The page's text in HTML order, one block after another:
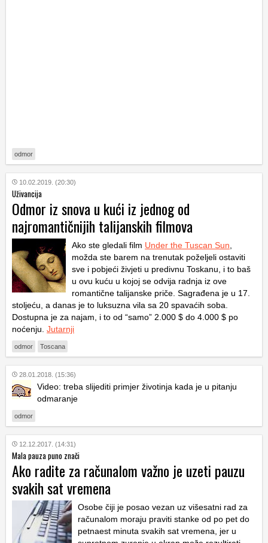
odmor
10.02.2019. (20:30)
Uživancija
Odmor iz snova u kući iz jednog od
najromantičnijih talijanskih filmova
Ako ste gledali film Under the Tuscan Sun
možda ste barem na trenutak poželjeli ostaviti
sve i pobjeći živjeti u predivnu Toskanu, i to baš
u ovu kuću u kojoj se odvija radnja iz ove
romantične talijanske priče. Sagrađena je u 17.
stoljeću, a danas je to luksuzna vila sa 20 spavaćih soba.
Dostupna je za najam, i to od “samo” 2.000 $ do 4.000 $ po
noćenju. Jutarnji
odmor Toscana
28.01.2018. (15:36)
Video: treba slijediti primjer životinja kada je u pitanju
odmaranje
odmor
12.12.2017. (14:31)
Mala pauza puno znači
Ako radite za računalom važno je uzeti pauzu
svakih sat vremena
Osobe čiji je posao vezan uz višesatni rad za
računalom moraju praviti stanke od po pet do
petnaest minuta svakih sat vremena, jer u